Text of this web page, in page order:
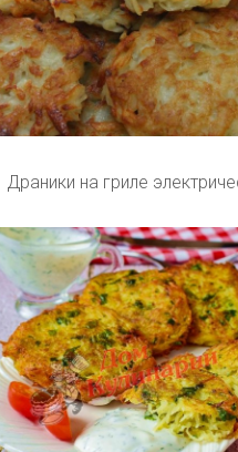
Драники на гриле